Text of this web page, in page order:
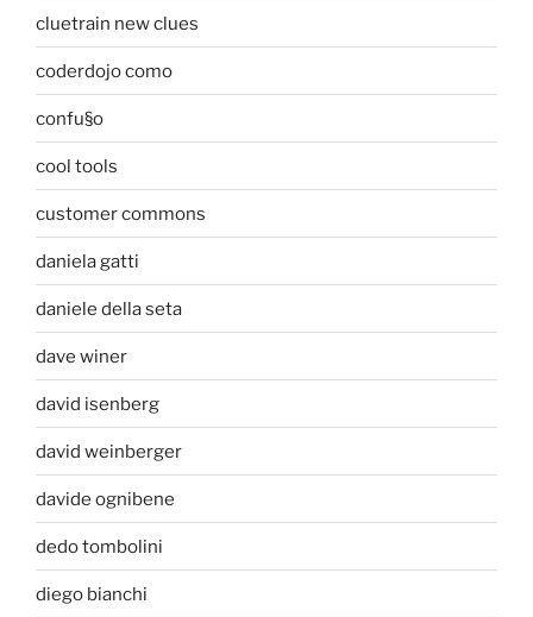
cluetrain new clues
coderdojo como
confu§o
cool tools
customer commons
daniela gatti
daniele della seta
dave winer
david isenberg
david weinberger
davide ognibene
dedo tombolini
diego bianchi